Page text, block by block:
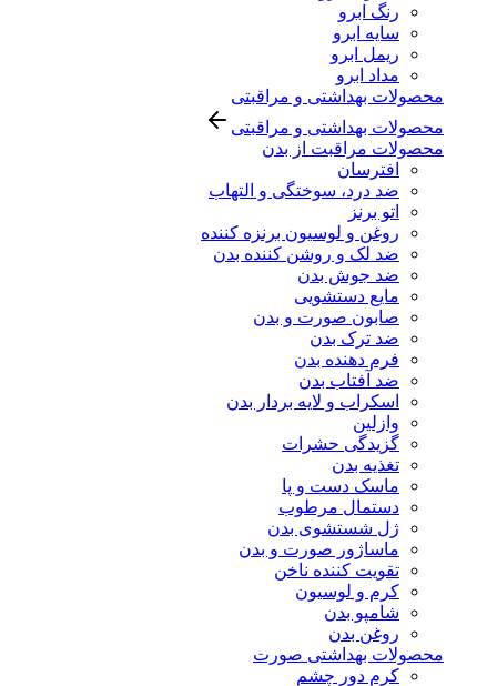
رنگ ابرو
سایه ابرو
ریمل ابرو
مداد ابرو
محصولات بهداشتی و مراقبتی
محصولات بهداشتی و مراقبتی
محصولات مراقبت از بدن
افترسان
ضد درد، سوختگی و التهاب
اتو برنز
روغن و لوسیون برنزه کننده
ضد لک و روشن کننده بدن
ضد جوش بدن
مایع دستشویی
صابون صورت و بدن
ضد ترک بدن
فرم دهنده بدن
ضد آفتاب بدن
اسکراب و لایه بردار بدن
وازلین
گزیدگی حشرات
تغذیه بدن
ماسک دست و پا
دستمال مرطوب
ژل شستشوی بدن
ماساژور صورت و بدن
تقویت کننده ناخن
کرم و لوسیون
شامپو بدن
روغن بدن
محصولات بهداشتی صورت
کرم دور چشم